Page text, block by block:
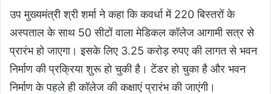
उप मुख्यमंत्री श्री शर्मा ने कहा कि कवर्धा में 220 बिस्तरों के
अस्पताल के साथ 50 सीटों वाला मेडिकल कॉलेज आगामी सत्र से
प्रारंभ हो जाएगा। इसके लिए 3.25 करोड़ रुपए की लागत से भवन
निर्माण की प्रक्रिया शुरू हो चुकी है। टेंडर हो चुका है और भवन
निर्माण के पहले ही कॉलेज की कक्षाएं प्रारंभ की जाएंगी।